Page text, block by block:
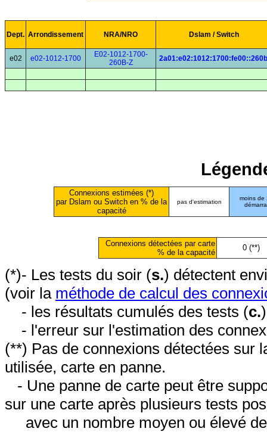
Dept. Arrondissement NRA/NRO Dslam / Switch
e02 e02-1012-1700
E02-1012-1700-
260B-Z
2a01:e02:1012:1700:fe00::260b
Connexions estimées (*)
par Dslam ou Switch en % de la
capacité
pas d'estimation
moins de
Connexions détectées par carte
% de la capacité
0 (**)
(*)- Les tests du soir (s.) détectent
(voir la méthode de calcul des
- les résultats cumulés des tests (c.
- l'erreur sur l'estimation des
(**) Pas de connexions détectées sur
utilisée, carte en panne.
- Une panne de carte peut être
sur une carte après plusieurs tests
avec un nombre moyen ou élevé